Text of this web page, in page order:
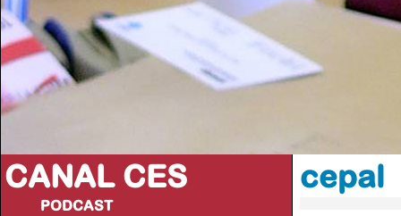
CANAL CES
PODCAST
cepal